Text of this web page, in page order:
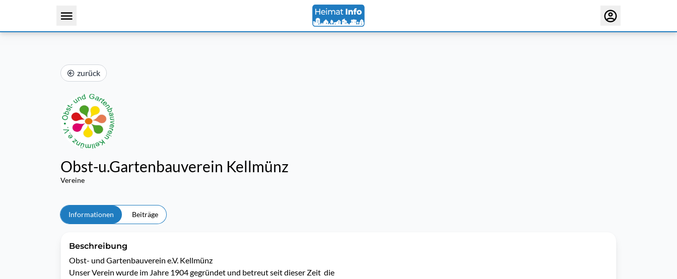
zurück
Obst-u.Gartenbauverein Kellmünz
Vereine
Informationen Beiträge
Beschreibung
Obst- und Gartenbauverein e.V. Kellmünz
Unser Verein wurde im Jahre 1904 gegründet und betreut seit dieser Zeit  die